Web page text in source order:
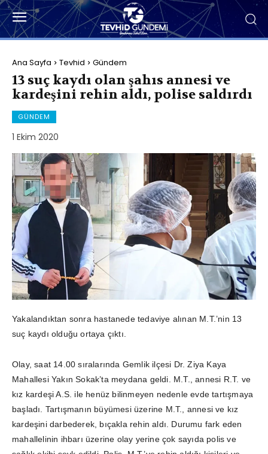
Ana Sayfa Tevhid Gündem
13 suç kaydı olan şahıs annesi ve
kardeşini rehin aldı, polise saldırdı
GÜNDEM
1 Ekim 2020
Yakalandıktan sonra hastanede tedaviye alınan M.T.’nin 13
suç kaydı olduğu ortaya çıktı.
Olay, saat 14.00 sıralarında Gemlik ilçesi Dr. Ziya Kaya
Mahallesi Yakın Sokak’ta meydana geldi. M.T., annesi R.T. ve
kız kardeşi A.S. ile henüz bilinmeyen nedenle evde tartışmaya
başladı. Tartışmanın büyümesi üzerine M.T., annesi ve kız
kardeşini darbederek, bıçakla rehin aldı. Durumu fark eden
mahallelinin ihbarı üzerine olay yerine çok sayıda polis ve